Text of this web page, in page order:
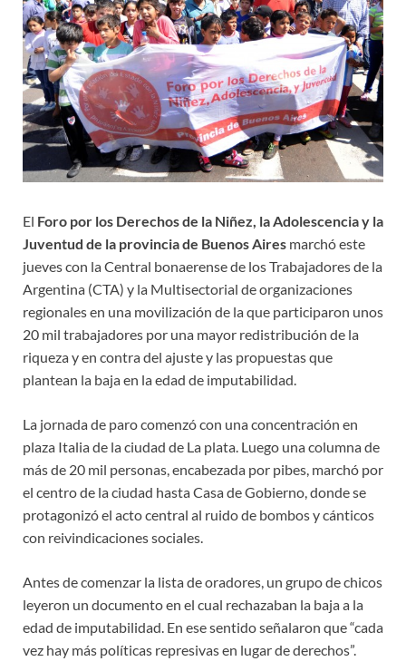
El Foro por los Derechos de la Niñez, la Adolescencia y la
Juventud de la provincia de Buenos Aires marchó este
jueves con la Central bonaerense de los Trabajadores de la
Argentina (CTA) y la Multisectorial de organizaciones
regionales en una movilización de la que participaron unos
20 mil trabajadores por una mayor redistribución de la
riqueza y en contra del ajuste y las propuestas que
plantean la baja en la edad de imputabilidad.
La jornada de paro comenzó con una concentración en
plaza Italia de la ciudad de La plata. Luego una columna de
más de 20 mil personas, encabezada por pibes, marchó por
el centro de la ciudad hasta Casa de Gobierno, donde se
protagonizó el acto central al ruido de bombos y cánticos
con reivindicaciones sociales.
Antes de comenzar la lista de oradores, un grupo de chicos
leyeron un documento en el cual rechazaban la baja a la
edad de imputabilidad. En ese sentido señalaron que “cada
vez hay más políticas represivas en lugar de derechos”.